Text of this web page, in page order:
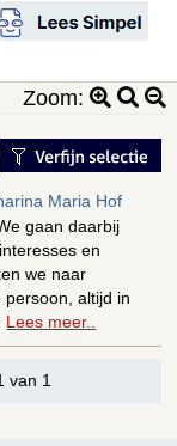
Zoom:
Maria Hof
gaan daarbij
en
we naar
altijd in
Lees meer..
van 1